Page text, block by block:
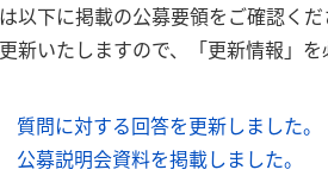
以下に掲載の公募要領をご確認くだ
新いたしますので、「更新情報」を
質問に対する回答を更新しました。
公募説明会資料を掲載しました。